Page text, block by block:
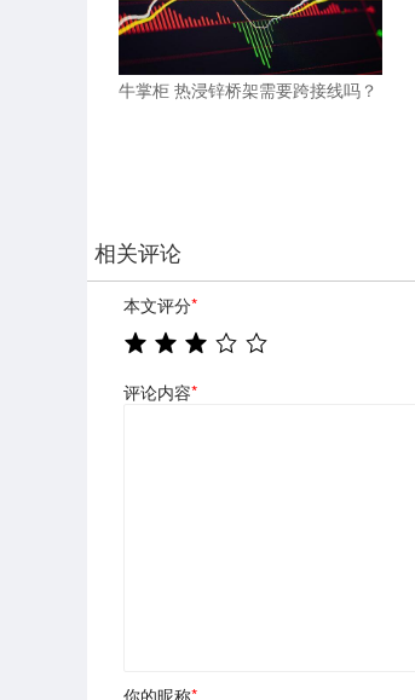
牛掌柜 热浸锌桥架需要跨接线吗？
相关评论
本文评分*
评论内容*
你的昵称*